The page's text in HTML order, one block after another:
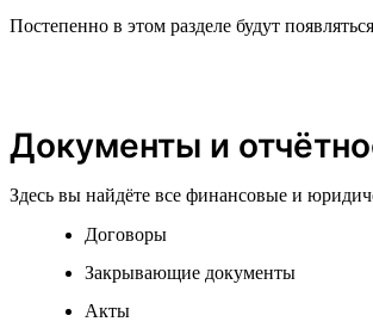
Постепенно в этом разделе будут
Документы и
Здесь вы найдёте все финансовые и
Договоры
Закрывающие документы
Акты